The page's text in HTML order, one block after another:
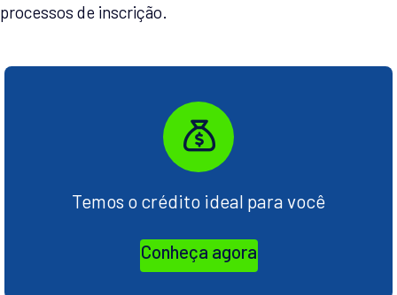
processos de inscrição.
Temos o crédito ideal para você
Conheça agora